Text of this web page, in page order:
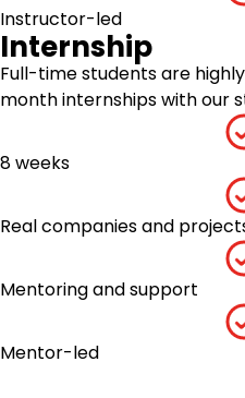
Instructor-led
Internship
Full-time students are
month internships with our
8 weeks
Real companies and
Mentoring and support
Mentor-led